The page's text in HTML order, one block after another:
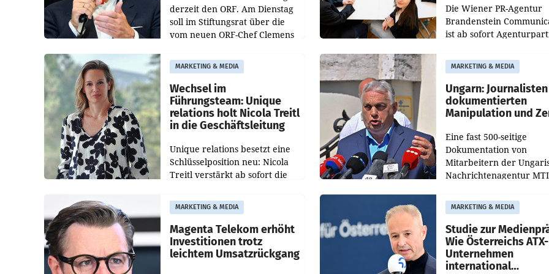
derzeit den ORF. Am Dienstag
soll im Stiftungsrat über die
vom neuen ORF-Chef Clemens
Besetzungen für die
Direktionen abgestimmt
werden.
Die Wiener PR-Agentur
Brandenstein
ist ab sofort
Optimierungsplattform
OtterlyAI. Damit baut die
Agentur ihr
MARKETING & MEDIA
Wechsel im
Führungsteam: Unique
relations holt Nicola Treitl
in die Geschäftsleitung
Unique relations besetzt eine
Schlüsselposition neu: Nicola
Treitl verstärkt ab sofort die
PR-Agentur an der Seite von
Josef Kalina und Anna Kalina-
Mahr.
MARKETING & MEDIA
Ungarn: Journalisten
dokumentierten
Manipulation und
Eine fast 500-seitige
Dokumentation von
Mitarbeitern der
Nachrichtenagentur
Manipulation und Zensur
der Agentur während
MARKETING & MEDIA
Magenta Telekom erhöht
Investitionen trotz
leichtem Umsatzrückgang
MARKETING & MEDIA
Studie zur
Wie Österreichs ATX-
Unternehmen
international